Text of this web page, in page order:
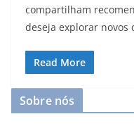
compartilham
deseja explorar novos
Read More
Sobre nós